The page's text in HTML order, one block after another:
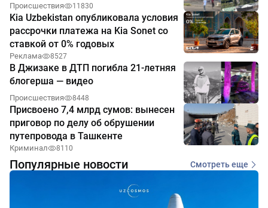
Происшествия 11830
Kia Uzbekistan опубликовала условия
рассрочки платежа на Kia Sonet со
ставкой от 0% годовых
Реклама 8527
В Джизаке в ДТП погибла 21-летняя
блогерша — видео
Происшествия 8448
Присвоено 7,4 млрд сумов: вынесен
приговор по делу об обрушении
путепровода в Ташкенте
Криминал 8110
Популярные новости Смотреть еще